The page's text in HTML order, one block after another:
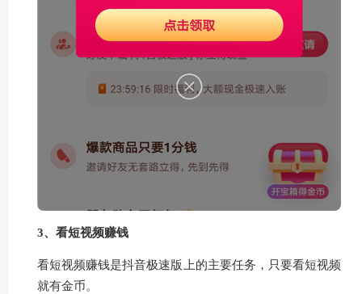
3、看短视频赚钱
看短视频赚钱是抖音极速版上的主要任务，只要看短视频
就有金币。